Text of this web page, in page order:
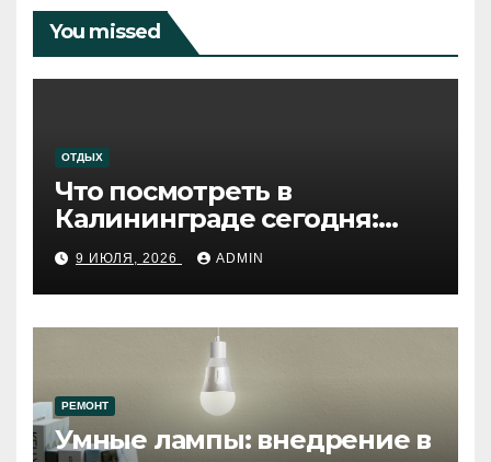
You missed
ОТДЫХ
Что посмотреть в
Калининграде сегодня:
путеводитель по самому
западному городу России
9 ИЮЛЯ, 2026 ADMIN
РЕМОНТ
Умные лампы: внедрение в